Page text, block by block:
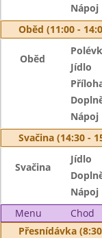
Nápoj
Oběd (11:00 -
Oběd
Jídlo
Nápoj
Svačina (14:30 -
Svačina
Jídlo
Nápoj
Menu
Chod
Přesnídávka